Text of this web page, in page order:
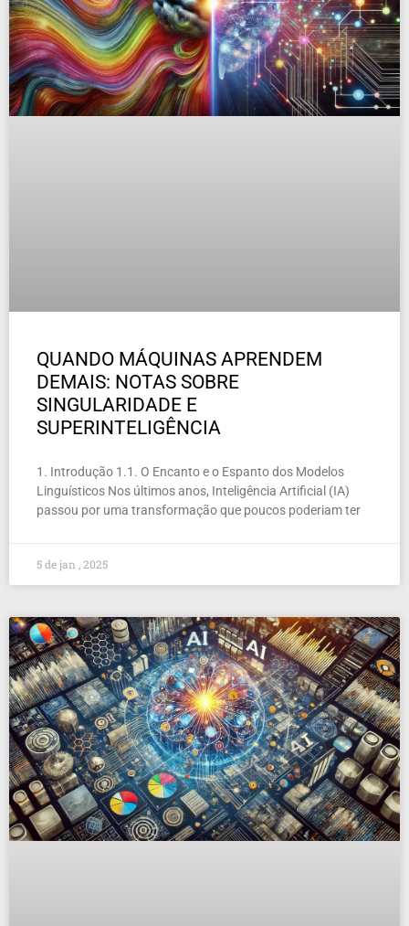
QUANDO MÁQUINAS APRENDEM
DEMAIS: NOTAS SOBRE
SINGULARIDADE E
SUPERINTELIGÊNCIA
1. Introdução 1.1. O Encanto e o Espanto dos Modelos
Linguísticos Nos últimos anos, Inteligência Artificial (IA)
passou por uma transformação que poucos poderiam ter
5 de jan , 2025